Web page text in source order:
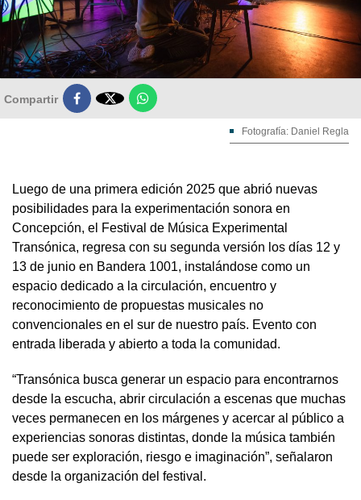
Compartir 
Fotografía: Daniel Regla
Luego de una primera edición 2025 que abrió nuevas
posibilidades para la experimentación sonora en
Concepción, el Festival de Música Experimental
Transónica, regresa con su segunda versión los días 12 y
13 de junio en Bandera 1001, instalándose como un
espacio dedicado a la circulación, encuentro y
reconocimiento de propuestas musicales no
convencionales en el sur de nuestro país. Evento con
entrada liberada y abierto a toda la comunidad.
“Transónica busca generar un espacio para encontrarnos
desde la escucha, abrir circulación a escenas que muchas
veces permanecen en los márgenes y acercar al público a
experiencias sonoras distintas, donde la música también
puede ser exploración, riesgo e imaginación”, señalaron
desde la organización del festival.